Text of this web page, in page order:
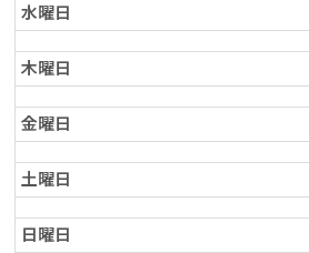
水曜日
木曜日
金曜日
土曜日
日曜日